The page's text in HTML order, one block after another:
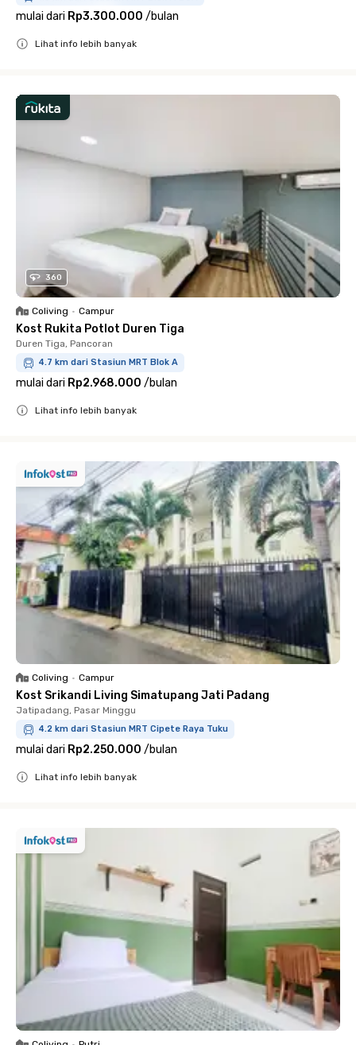
mulai dari Rp3.300.000 /bulan
Lihat info lebih banyak
360
Coliving • Campur
Kost Rukita Potlot Duren Tiga
Duren Tiga, Pancoran
4.7 km dari Stasiun MRT Blok A
mulai dari Rp2.968.000 /bulan
Lihat info lebih banyak
Coliving • Campur
Kost Srikandi Living Simatupang Jati Padang
Jatipadang, Pasar Minggu
4.2 km dari Stasiun MRT Cipete Raya Tuku
mulai dari Rp2.250.000 /bulan
Lihat info lebih banyak